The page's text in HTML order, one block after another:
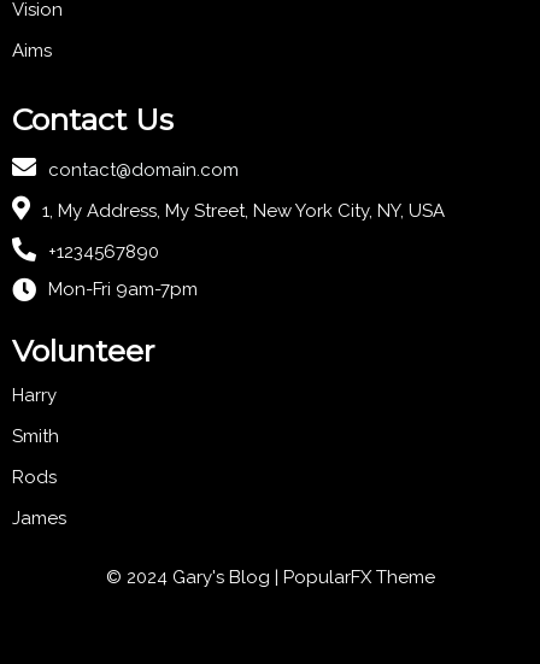
Vision
Aims
Contact Us
contact@domain.com
1, My Address, My Street, New York City, NY, USA
+1234567890
Mon-Fri 9am-7pm
Volunteer
Harry
Smith
Rods
James
© 2024 Gary's Blog | PopularFX Theme